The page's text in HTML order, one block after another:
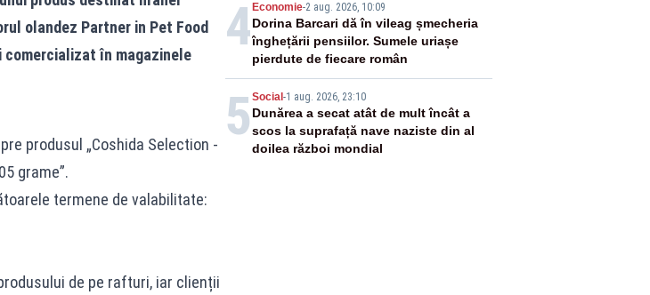
olandez Partner in Pet Food
comercializat în magazinele
produsul „Coshida Selection -
grame”.
termene de valabilitate:
de pe rafturi, iar clienții
4Economie-2 aug. 2026, 10:09
Dorina Barcari dă în vileag șmecheria
înghețării pensiilor. Sumele uriașe
pierdute de fiecare român
5 Social-1 aug. 2026, 23:10
Dunărea a secat atât de mult încât a
scos la suprafață nave naziste din al
doilea război mondial